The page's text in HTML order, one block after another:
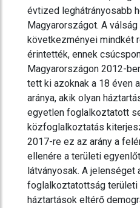
évtized leghátrányosabb
Magyarországot. A
következményei mindkét
érintették, ennek
Magyarországon 2012-
tett ki azoknak a 18 éven
aránya, akik olyan
egyetlen foglalkoztatott
közfoglalkoztatás
2017-re ez az arány a
ellenére a területi
látványosak. A jelenséget
foglalkoztatottság területi
háztartások eltérő